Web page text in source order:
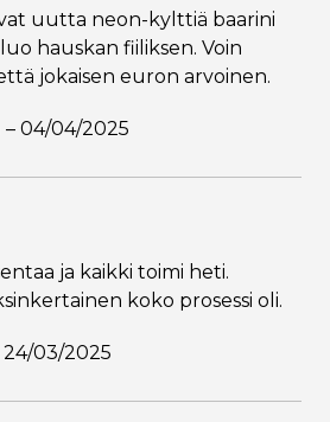
uutta neon-kylttiä baarini
hauskan fiiliksen. Voin
jokaisen euron arvoinen.
– 04/04/2025
ja kaikki toimi heti.
koko prosessi oli.
24/03/2025